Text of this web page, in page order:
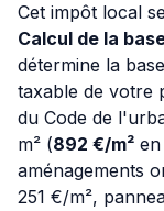
Cet impôt local
Calcul de la
détermine la
taxable de votre
du Code de
m² (892 €/m²
aménagements
251 €/m²,